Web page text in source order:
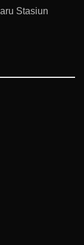
Stasiun